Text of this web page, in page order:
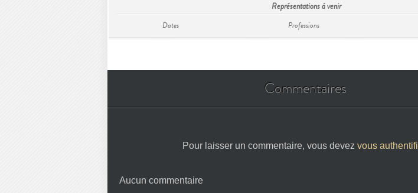
Représentations à venir
Dates Professions
Commentaires
Pour laisser un commentaire, vous devez vous
Aucun commentaire